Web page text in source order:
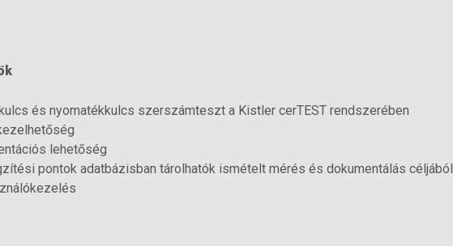
és nyomatékkulcs szerszámteszt a Kistler cerTEST rendszerében
lehetőség
pontok adatbázisban tárolhatók ismételt mérés és dokumentálás céljából